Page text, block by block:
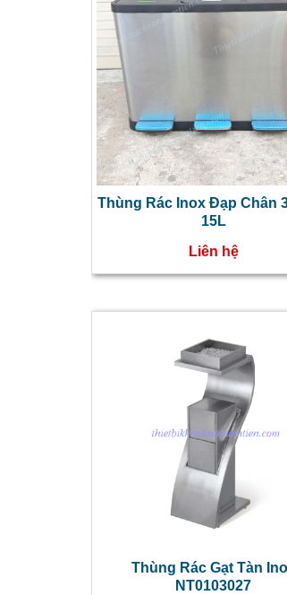
Thùng Rác Inox Đạp Chân
15L
Liên hệ
Thùng Rác Gạt Tàn
NT0103027